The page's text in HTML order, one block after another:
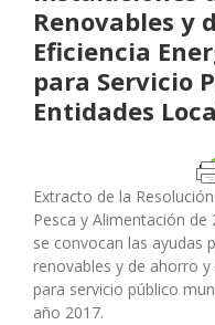
Renovables y
Eficiencia
para Servicio
Entidades
Extracto de la
Pesca y Alimentación
se convocan las ayudas
renovables y de ahorro
para servicio público
año 2017.